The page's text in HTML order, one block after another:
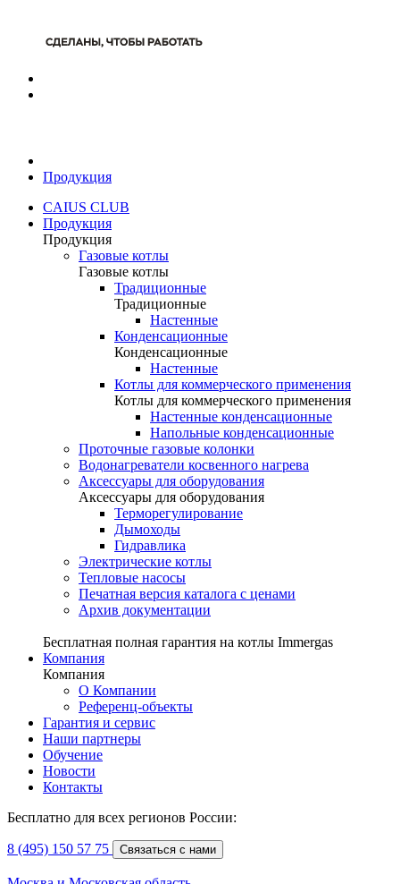
Продукция
CAIUS CLUB
Продукция
Продукция
Газовые котлы
Газовые котлы
Традиционные
Традиционные
Настенные
Конденсационные
Конденсационные
Настенные
Котлы для коммерческого применения
Котлы для коммерческого применения
Настенные конденсационные
Напольные конденсационные
Проточные газовые колонки
Водонагреватели косвенного нагрева
Аксессуары для оборудования
Аксессуары для оборудования
Терморегулирование
Дымоходы
Гидравлика
Электрические котлы
Тепловые насосы
Печатная версия каталога с ценами
Архив документации
Бесплатная полная гарантия на котлы Immergas
Компания
Компания
О Компании
Референц-объекты
Гарантия и сервис
Наши партнеры
Обучение
Новости
Контакты
Бесплатно для всех регионов России:
8 (495) 150 57 75 Связаться с нами